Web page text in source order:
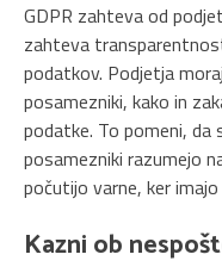
GDPR zahteva od
zahteva
podatkov. Podjetja
posamezniki, kako in
podatke. To pomeni, da
posamezniki razumejo
počutijo varne, ker
Kazni ob